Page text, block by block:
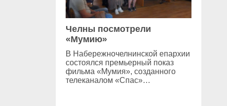
Челны посмотрели
«Мумию»
В Набережночелнинской епархии
состоялся премьерный показ
фильма «Мумия», созданного
телеканалом «Спас»…